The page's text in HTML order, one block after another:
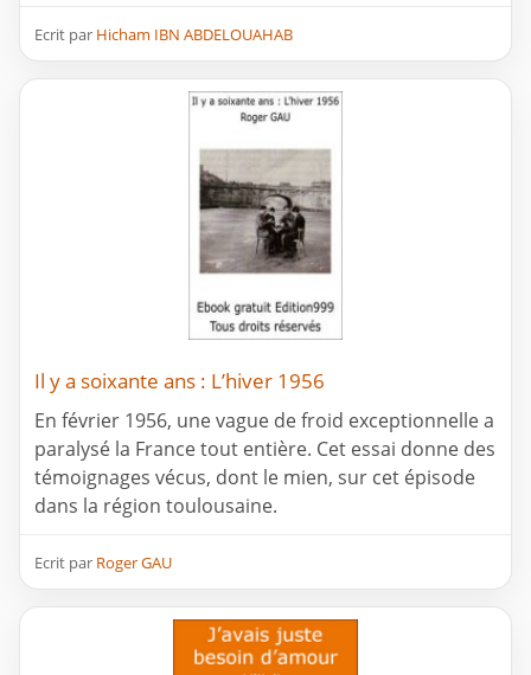
Ecrit par Hicham IBN ABDELOUAHAB
Il y a soixante ans : L’hiver 1956
En février 1956, une vague de froid exceptionnelle a
paralysé la France tout entière. Cet essai donne des
témoignages vécus, dont le mien, sur cet épisode
dans la région toulousaine.
Ecrit par Roger GAU